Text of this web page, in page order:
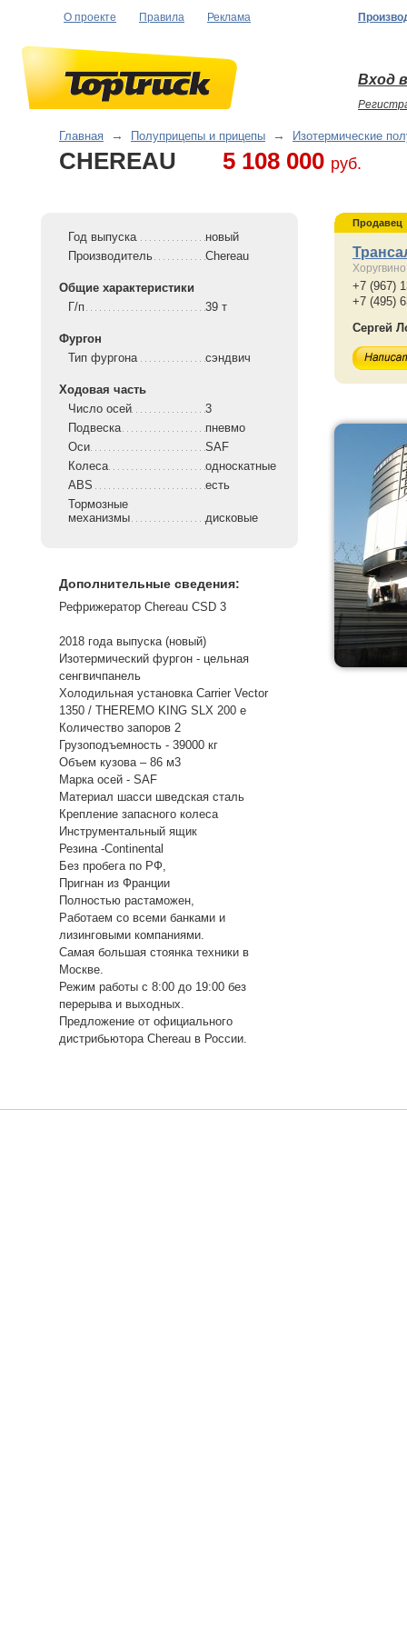
О проекте Правила Реклама
Вход
Главная → Полуприцепы и прицепы → Изотермические
CHEREAU 5 108 000 руб.
Год выпуска
новый
Производитель
Chereau
Общие характеристики
Г/п
39 т
Фургон
Тип фургона
сэндвич
Ходовая часть
Число осей
3
Подвеска
пневмо
Оси
SAF
Колеса
односкатные
ABS
есть
Тормозные
механизмы
дисковые
Дополнительные сведения:
Рефрижератор Chereau CSD 3
2018 года выпуска (новый)
Изотермический фургон - цельная
сенгвичпанель
Холодильная установка Carrier Vector
1350 / THEREMO KING SLX 200 e
Количество запоров 2
Грузоподъемность - 39000 кг
Объем кузова – 86 м3
Марка осей - SAF
Материал шасси шведская сталь
Крепление запасного колеса
Инструментальный ящик
Резина -Continental
Без пробега по РФ,
Пригнан из Франции
Полностью растаможен,
Работаем со всеми банками и
лизинговыми компаниями.
Самая большая стоянка техники в
Москве.
Режим работы с 8:00 до 19:00 без
перерыва и выходных.
Предложение от официального
дистрибьютора Chereau в России.
Продавец
Хоругвино
+7 (967)
+7 (495)
Сергей